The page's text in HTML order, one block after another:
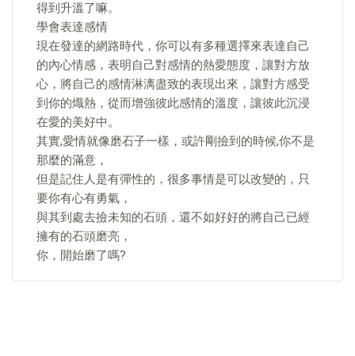
得到升溫了嘛。
學會表達感情
現在發達的網路時代，你可以有多種選擇來表達自己
的內心情感，表明自己對感情的熱愛態度，讓對方放
心，將自己的感情淋漓盡致的表現出來，讓對方感受
到你的熾熱，從而增強彼此感情的溫度，讓彼此沉浸
在愛的美好中。
其實,愛情就像磨石子一樣，或許剛撿到的時候,你不是
那麼的滿意，
但是記住人是有彈性的，很多事情是可以改變的，只
要你有心有勇氣，
與其到處去撿未知的石頭，還不如好好的將自己已經
擁有的石頭磨亮，
你，開始磨了嗎?